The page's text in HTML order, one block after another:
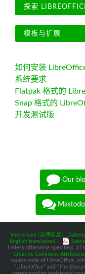
探索
模板与扩展
如何安装
系统要求
Flatpak 格式的
Snap 格式的
开发测试版
Our
Impressum (法律信息)|
English translation) -
Unless otherwise specified, all
Creative Commons
source code of LibreOffice,
“LibreOffice” and “The